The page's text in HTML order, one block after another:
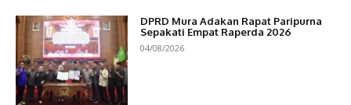
DPRD Mura Adakan Rapat Paripurna
Sepakati Empat Raperda 2026
04/08/2026